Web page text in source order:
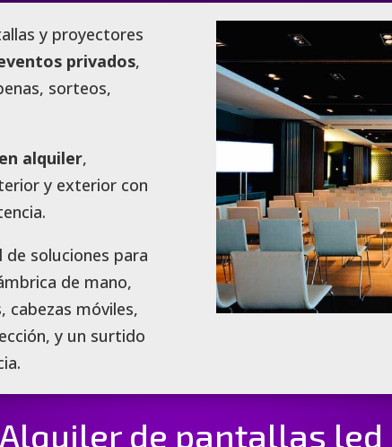
y proyectores
privados,
sorteos,
alquiler,
y exterior con
soluciones para
de mano,
cabezas móviles,
y un surtido
Alquiler de pantallas led